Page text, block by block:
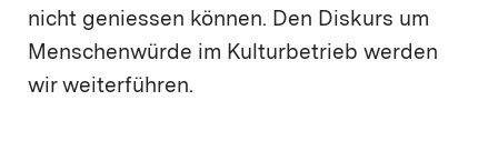
nicht geniessen können. Den Diskurs um
Menschenwürde im Kulturbetrieb werden
wir weiterführen.